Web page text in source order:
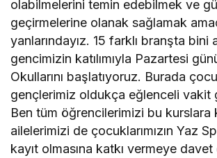
olabilmelerini temin edebilmek ve
geçirmelerine olanak sağlamak
yanlarındayız. 15 farklı branşta bini
gencimizin katılımıyla Pazartesi
Okullarını başlatıyoruz. Burada
gençlerimiz oldukça eğlenceli vakit
Ben tüm öğrencilerimizi bu kurslara
ailelerimizi de çocuklarımızın Yaz
kayıt olmasına katkı vermeye